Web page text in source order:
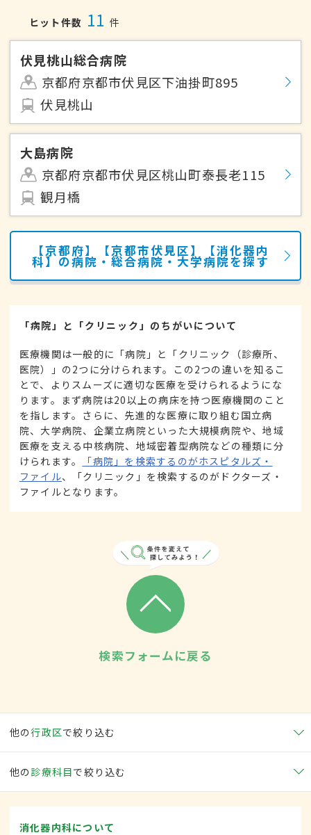
ヒット件数 11 件
伏見桃山総合病院
京都府京都市伏見区下油掛町895
伏見桃山
大島病院
京都府京都市伏見区桃山町泰長老115
観月橋
【京都府】【京都市伏見区】【消化器内
科】の病院・総合病院・大学病院を探す
「病院」と「クリニック」のちがいについて
医療機関は一般的に「病院」と「クリニック（診療所、
医院）」の2つに分けられます。この2つの違いを知るこ
とで、よりスムーズに適切な医療を受けられるようにな
ります。まず病院は20以上の病床を持つ医療機関のこと
を指します。さらに、先進的な医療に取り組む国立病
院、大学病院、企業立病院といった大規模病院や、地域
医療を支える中核病院、地域密着型病院などの種類に分
けられます。
「病院」を検索するのがホスピタルズ・
ファイル、「クリニック」を検索するのがドクターズ・
ファイルとなります。
検索フォームに戻る
他の行政区で絞り込む
他の 診療科目で絞り込む
消化器内科について